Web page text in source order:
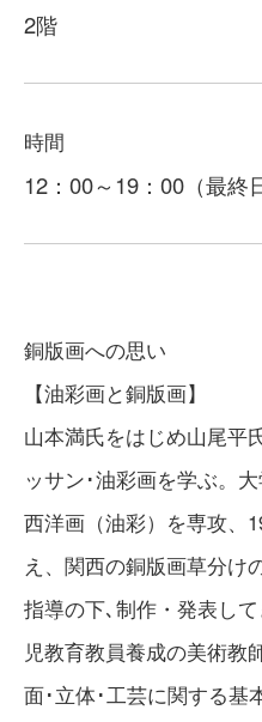
2階
時間
12：00～19：00（最終
銅版画への思い
【油彩画と銅版画】
山本満氏をはじめ山尾平
ッサン･油彩画を学ぶ。
西洋画（油彩）を専攻、
え、関西の銅版画草分け
指導の下､制作・発表し
児教育教員養成の美術教
面･立体･工芸に関する基